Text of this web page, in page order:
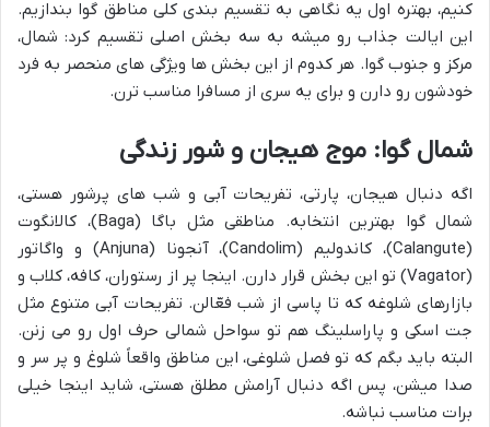
کنیم، بهتره اول یه نگاهی به تقسیم بندی کلی مناطق گوا بندازیم.
این ایالت جذاب رو میشه به سه بخش اصلی تقسیم کرد: شمال،
مرکز و جنوب گوا. هر کدوم از این بخش ها ویژگی های منحصر به فرد
خودشون رو دارن و برای یه سری از مسافرا مناسب ترن.
شمال گوا: موج هیجان و شور زندگی
اگه دنبال هیجان، پارتی، تفریحات آبی و شب های پرشور هستی،
شمال گوا بهترین انتخابه. مناطقی مثل باگا (Baga)، کالانگوت
(Calangute)، کاندولیم (Candolim)، آنجونا (Anjuna) و واگاتور
(Vagator) تو این بخش قرار دارن. اینجا پر از رستوران، کافه، کلاب و
بازارهای شلوغه که تا پاسی از شب فعّالن. تفریحات آبی متنوع مثل
جت اسکی و پاراسلینگ هم تو سواحل شمالی حرف اول رو می زنن.
البته باید بگم که تو فصل شلوغی، این مناطق واقعاً شلوغ و پر سر و
صدا میشن، پس اگه دنبال آرامش مطلق هستی، شاید اینجا خیلی
برات مناسب نباشه.